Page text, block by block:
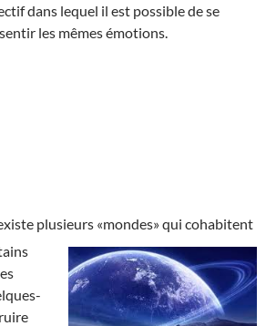
dans lequel il est possible de se
les mêmes émotions.
plusieurs «mondes» qui cohabitent